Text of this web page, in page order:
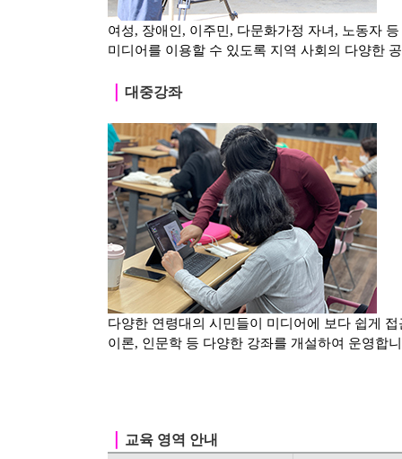
여성, 장애인, 이주민, 다문화가정 자녀, 노동자 등
미디어를 이용할 수 있도록 지역 사회의 다양한
대중강좌
다양한 연령대의 시민들이 미디어에 보다 쉽게
이론, 인문학 등 다양한 강좌를 개설하여 운영합
교육 영역 안내